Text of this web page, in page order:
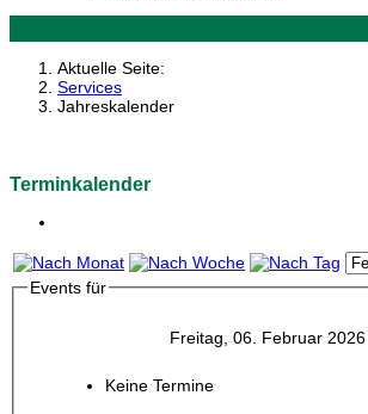
Aktuelle Seite:
Services
Jahreskalender
Terminkalender
Events für
Freitag, 06. Februar 2026
Keine Termine